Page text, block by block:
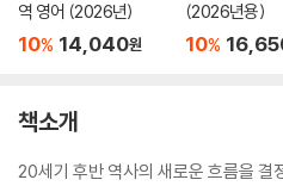
역 영어 (2026년)
10% 14,040원
(2026년용)
10%
책소개
20세기 후반 역사의 새로운 흐름을 결